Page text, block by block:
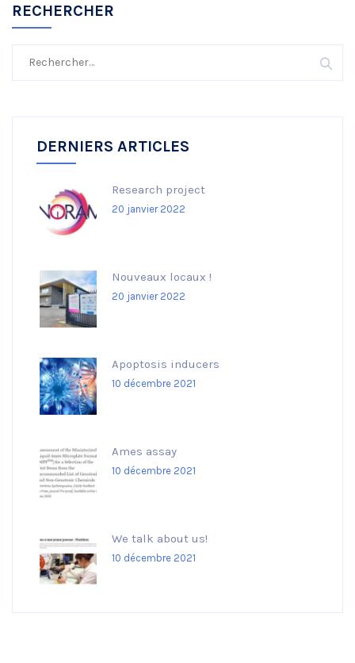
RECHERCHER
DERNIERS ARTICLES
Research project
20 janvier 2022
Nouveaux locaux !
20 janvier 2022
Apoptosis inducers
10 décembre 2021
Ames assay
10 décembre 2021
We talk about us!
10 décembre 2021